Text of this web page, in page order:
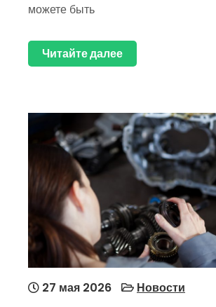
можете быть
Читайте далее
27 мая 2026 Новости